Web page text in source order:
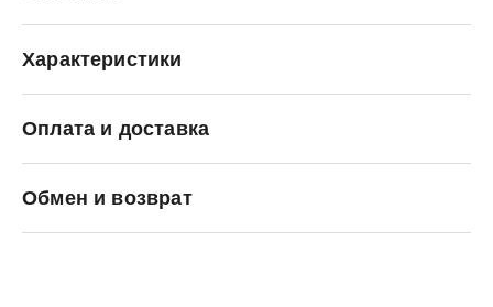
Характеристики
Оплата и доставка
Обмен и возврат